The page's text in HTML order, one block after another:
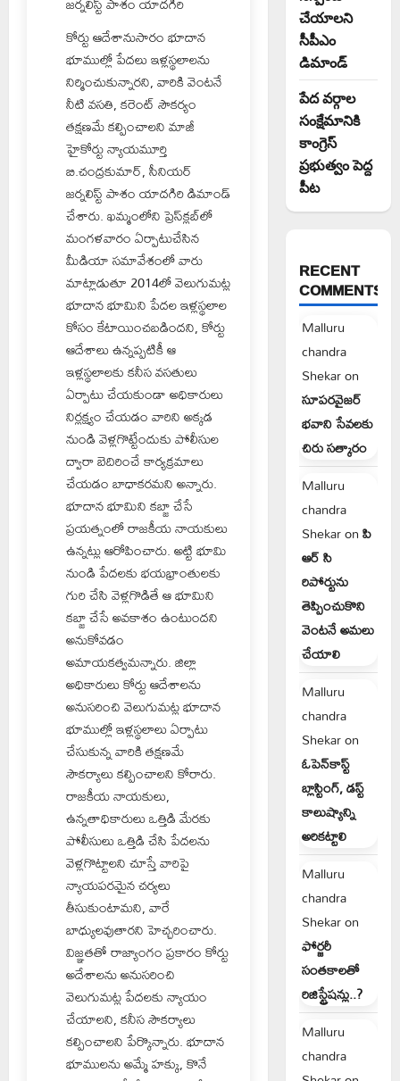
కోర్టు ఆదేశానుసారం భూదాన
భూముల్లో పేదలు ఇళ్లస్థలాలను
నిర్మించుకున్నారని, వారికి వెంటనే
నీటి వసతి, కరెంట్ సౌకర్యం
తక్షణమే కల్పించాలని మాజీ
హైకోర్టు న్యాయమూర్తి
బి.చంద్రకుమార్, సీనియర్
జర్నలిస్ట్ పాశం యాదగిరి డిమాండ్
చేశారు. ఖమ్మంలోని ప్రెస్‌క్లబ్‌లో
మంగళవారం ఏర్పాటుచేసిన
మీడియా సమావేశంలో వారు
మాట్లాడుతూ 2014లో వెలుగుమట్ల
భూదాన భూమిని పేదల ఇళ్లస్థలాల
కోసం కేటాయించబడిందని, కోర్టు
ఆదేశాలు ఉన్నప్పటికీ ఆ
ఇళ్లస్థలాలకు కనీస వసతులు
ఏర్పాటు చేయకుండా అధికారులు
నిర్లక్ష్యం చేయడం వారిని అక్కడ
నుండి వెళ్లగొట్టేందుకు పోలీసుల
ద్వారా బెదిరించే కార్యక్రమాలు
చేయడం బాధాకరమని అన్నారు.
భూదాన భూమిని కబ్జా చేసే
ప్రయత్నంలో రాజకీయ నాయకులు
ఉన్నట్లు ఆరోపించారు. అట్టి భూమి
నుండి పేదలకు భయభ్రాంతులకు
గురి చేసి వెళ్లగొడితే ఆ భూమిని
కబ్జా చేసే అవకాశం ఉంటుందని
అనుకోవడం
అమాయకత్వమన్నారు. జిల్లా
అధికారులు కోర్టు ఆదేశాలను
అనుసరించి వెలుగుమట్ల భూదాన
భూముల్లో ఇళ్లస్థలాలు ఏర్పాటు
చేసుకున్న వారికి తక్షణమే
సౌకర్యాలు కల్పించాలని కోరారు.
రాజకీయ నాయకులు,
ఉన్నతాధికారులు ఒత్తిడి మేరకు
పోలీసులు ఒత్తిడి చేసి పేదలను
వెళ్లగొట్టాలని చూస్తే వారిపై
న్యాయపరమైన చర్యలు
తీసుకుంటామని, వారే
బాధ్యులవుతారని హెచ్చరించారు.
విజ్ఞతతో రాజ్యాంగం ప్రకారం కోర్టు
అదేశాలను అనుసరించి
వెలుగుమట్ల పేదలకు న్యాయం
చేయాలని, కనీస సౌకర్యాలు
కల్పించాలని పేర్కొన్నారు. భూదాన
భూములను అమ్మే హక్కు, కొనే
చేయాలని
సీపీఎం
డిమాండ్
పేద వర్గాల
సంక్షేమానికి
కాంగ్రెస్
ప్రభుత్వం పెద్ద
పీట
RECENT
COMMENTS
Malluru
chandra
Shekaron
సూపరవైజర్
భవాని సేవలకు
చిరు సత్కారం
Malluru
chandra
Shekaronపి
ఆర్ సి
రిపోర్టును
తెప్పించుకొని
వెంటనే అమలు
చేయాలి
Malluru
chandra
Shekaron
ఓపెన్‌కాస్ట్
బ్లాస్టింగ్, డస్ట్
కాలుష్యాన్ని
అరికట్టాలి
Malluru
chandra
Shekaron
ఫోర్జరీ
సంతకాలతో
రిజిస్ట్రేషన్లు..?
Malluru
chandra